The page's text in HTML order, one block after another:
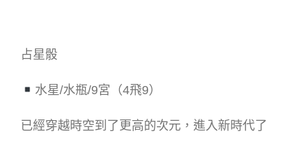
占星骰
水星/水瓶/9宮（4飛9）
已經穿越時空到了更高的次元，進入新時代了